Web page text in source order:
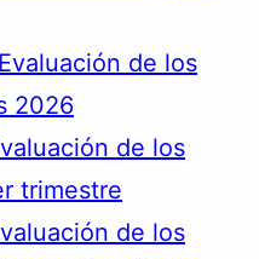
de los
2026
de los
trimestre
de los